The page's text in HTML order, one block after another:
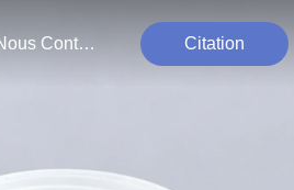
Nous Contacter Citation